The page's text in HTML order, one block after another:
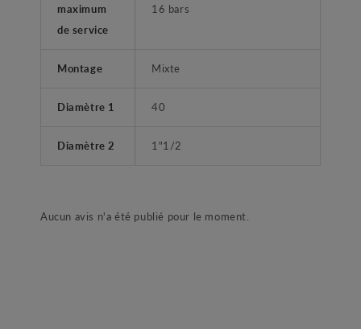
maximum
de service
16 bars
Montage Mixte
Diamètre 1 40
Diamètre 2 1"1/2
Aucun avis n'a été publié pour le moment.